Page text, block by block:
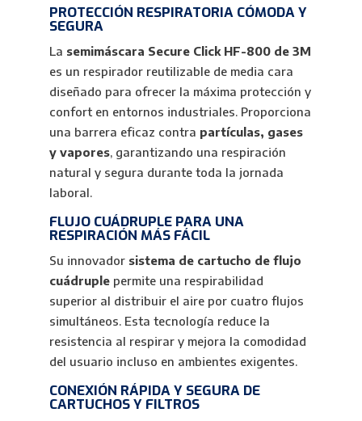
PROTECCIÓN RESPIRATORIA CÓMODA Y
SEGURA
La semimáscara Secure Click HF-800 de 3M
es un respirador reutilizable de media cara
diseñado para ofrecer la máxima protección y
confort en entornos industriales. Proporciona
una barrera eficaz contra partículas, gases
y vapores, garantizando una respiración
natural y segura durante toda la jornada
laboral.
FLUJO CUÁDRUPLE PARA UNA
RESPIRACIÓN MÁS FÁCIL
Su innovador sistema de cartucho de flujo
cuádruplepermite una respirabilidad
superior al distribuir el aire por cuatro flujos
simultáneos. Esta tecnología reduce la
resistencia al respirar y mejora la comodidad
del usuario incluso en ambientes exigentes.
CONEXIÓN RÁPIDA Y SEGURA DE
CARTUCHOS Y FILTROS